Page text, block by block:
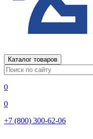
Каталог товаров
0
0
+7 (800) 300-62-06